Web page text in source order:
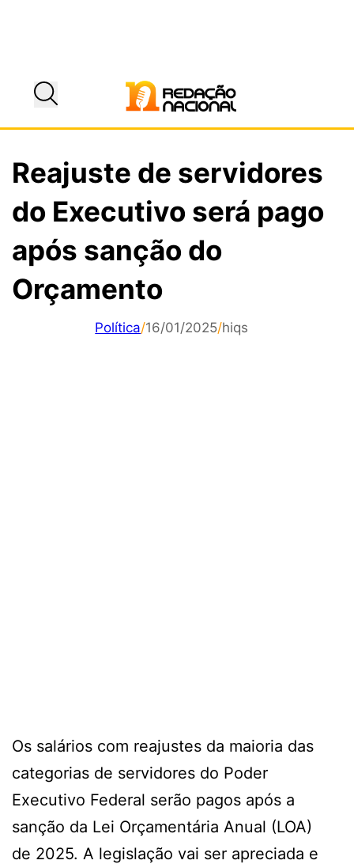
Reajuste de servidores
do Executivo será pago
após sanção do
Orçamento
Política/16/01/2025/hiqs
Os salários com reajustes da maioria das
categorias de servidores do Poder
Executivo Federal serão pagos após a
sanção da Lei Orçamentária Anual (LOA)
de 2025. A legislação vai ser apreciada e